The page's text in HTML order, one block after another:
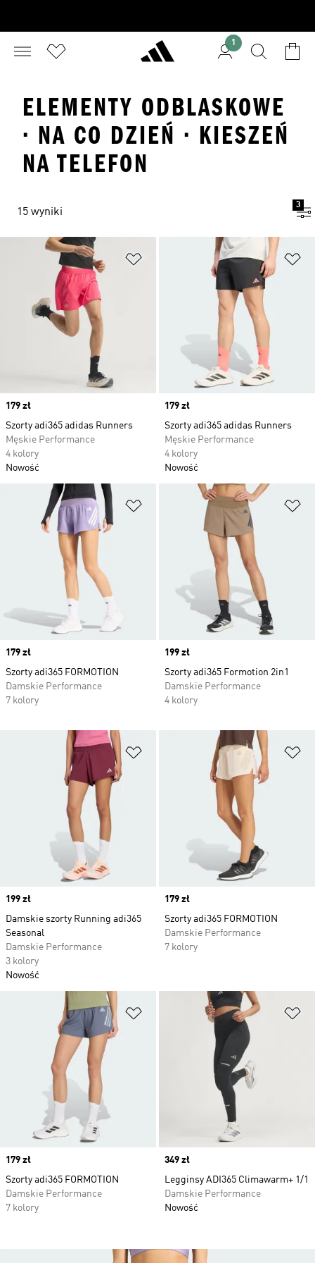
1
ELEMENTY ODBLASKOWE
· NA CO DZIEŃ · KIESZEŃ
NA TELEFON
15 wyniki
3
Dodaj do listy życzeń
Price
179 zł
Szorty adi365 adidas Runners
Męskie Performance
4 kolory
Nowość
Price
179 zł
Szorty adi365 adidas Runners
Męskie Performance
4 kolory
Nowość
Dodaj do listy życzeń
Price
179 zł
Szorty adi365 FORMOTION
Damskie Performance
7 kolory
Price
199 zł
Szorty adi365 Formotion 2in1
Damskie Performance
4 kolory
Dodaj do listy życzeń
Price
199 zł
Damskie szorty Running adi365
Seasonal
Damskie Performance
3 kolory
Nowość
Price
179 zł
Szorty adi365 FORMOTION
Damskie Performance
7 kolory
Dodaj do listy życzeń
Price
179 zł
Szorty adi365 FORMOTION
Damskie Performance
7 kolory
Price
349 zł
Legginsy ADI365 Climawarm+ 1/1
Damskie Performance
Nowość